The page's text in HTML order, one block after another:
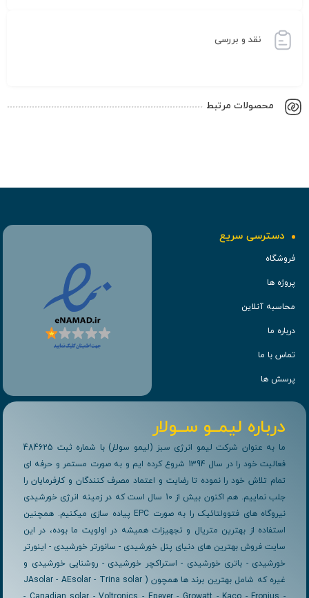
نقد و بررسی
محصولات مرتبط
دسترسی سریع
فروشگاه
پروژه ها
محاسبه آنلاین
درباره ما
تماس با ما
پرسش ها
درباره لیمــو ســولار
ما به عنوان شرکت لیمو انرژی سبز (لیمو سولار) با شماره ثبت 484625
فعالیت خود را در سال 1394 شروع کرده ایم و به صورت مستمر و حرفه ای
تمام تلاش خود را نموده تا رضایت و اعتماد مصرف کنندگان و کارفرمایان را
جلب نماییم. هم اکنون بیش از 10 سال است که در زمینه انرژی خورشیدی
نیروگاه های فتوولتائیک را به صورت EPC پیاده سازی میکنیم. همچنین
استفاده از بهترین متریال و تجهیزات همیشه در اولویت ما بوده، در این
سایت فروش بهترین های دنیای پنل خورشیدی - سانورتر خورشیدی - اینورتر
خورشیدی - باتری خورشیدی - استراکچر خورشیدی - روشنایی خورشیدی و
غیره که شامل بهترین برند ها همچون ( JAsolar - AEsolar - Trina solar